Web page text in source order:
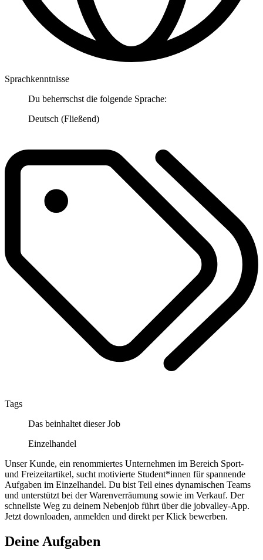
Sprachkenntnisse
Du beherrschst die folgende Sprache:
Deutsch (Fließend)
Tags
Das beinhaltet dieser Job
Einzelhandel
Unser Kunde, ein renommiertes Unternehmen im Bereich Sport-
und Freizeitartikel, sucht motivierte Student*innen für spannende
Aufgaben im Einzelhandel. Du bist Teil eines dynamischen Teams
und unterstützt bei der Warenverräumung sowie im Verkauf. Der
schnellste Weg zu deinem Nebenjob führt über die jobvalley-App.
Jetzt downloaden, anmelden und direkt per Klick bewerben.
Deine Aufgaben